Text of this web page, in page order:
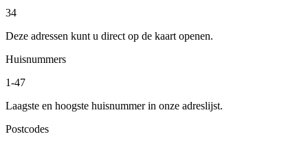
34
Deze adressen kunt u direct op de kaart openen.
Huisnummers
1-47
Laagste en hoogste huisnummer in onze adreslijst.
Postcodes